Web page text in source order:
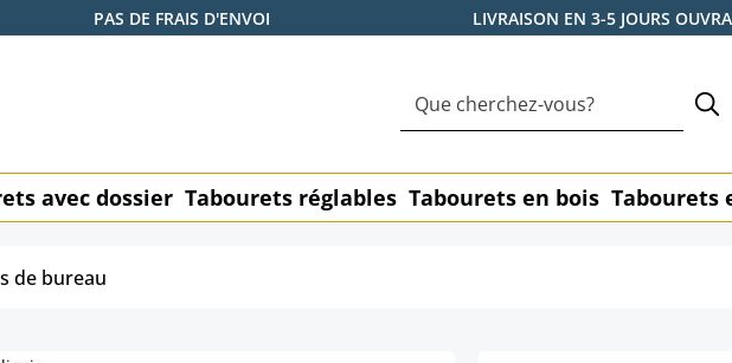
PAS DE FRAIS D'ENVOI LIVRAISON EN 3-5 JOURS
avec dossier Tabourets réglables Tabourets en bois Tabourets
de bureau